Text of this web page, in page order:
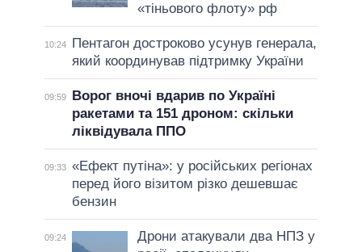
«тіньового флоту» рф
10:24
Пентагон достроково усунув генерала,
який координував підтримку України
09:59
Ворог вночі вдарив по Україні
ракетами та 151 дроном: скільки
ліквідувала ППО
09:33 «Ефект путіна»: у російських регіонах
перед його візитом різко дешевшає
бензин
09:24
Дрони атакували два НПЗ у